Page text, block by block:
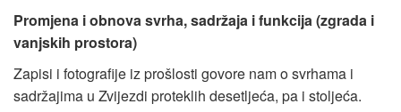
Promjena i obnova svrha, sadržaja i funkcija (zgrada i
vanjskih prostora)
Zapisi i fotografije iz prošlosti govore nam o svrhama i
sadržajima u Zvijezdi proteklih desetljeća, pa i stoljeća.